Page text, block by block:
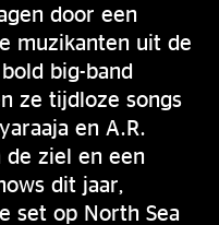
door een
muzikanten uit de
big-band
ze tijdloze songs
en A.R.
de ziel en een
dit jaar,
set op North Sea